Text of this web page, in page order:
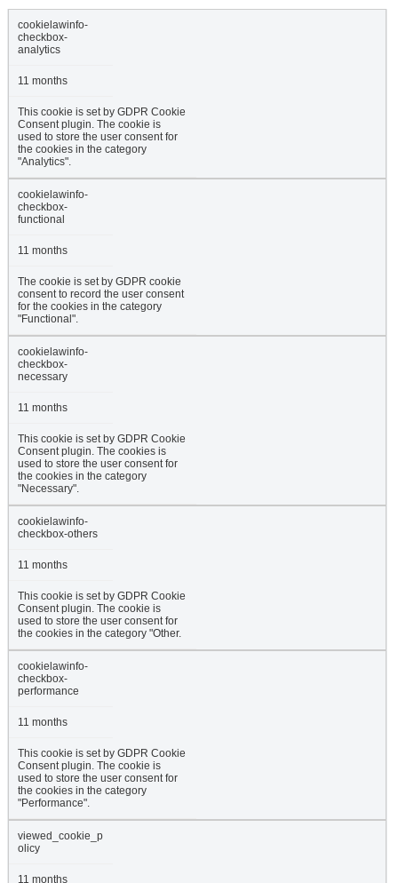
cookielawinfo-
checkbox-
analytics
11 months
This cookie is set by GDPR Cookie
Consent plugin. The cookie is
used to store the user consent for
the cookies in the category
"Analytics".
cookielawinfo-
checkbox-
functional
11 months
The cookie is set by GDPR cookie
consent to record the user consent
for the cookies in the category
"Functional".
cookielawinfo-
checkbox-
necessary
11 months
This cookie is set by GDPR Cookie
Consent plugin. The cookies is
used to store the user consent for
the cookies in the category
"Necessary".
cookielawinfo-
checkbox-others
11 months
This cookie is set by GDPR Cookie
Consent plugin. The cookie is
used to store the user consent for
the cookies in the category "Other.
cookielawinfo-
checkbox-
performance
11 months
This cookie is set by GDPR Cookie
Consent plugin. The cookie is
used to store the user consent for
the cookies in the category
"Performance".
viewed_cookie_p
olicy
11 months